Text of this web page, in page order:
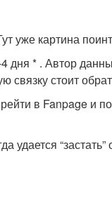
уже картина
дня * . Автор
связку стоит
в Fanpage и
удается